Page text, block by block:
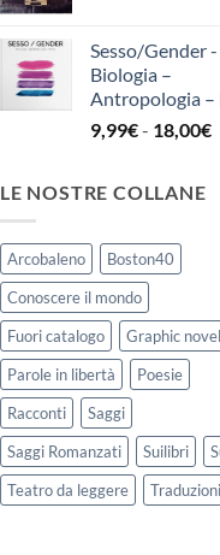
da
a
Sesso/Gender -
Biologia –
Antropologia –
9,99€- 18,00€
LE NOSTRE COLLANE
Arcobaleno
Boston40
Conoscere il mondo
Fuori catalogo
Graphic novel
Parole in libertà
Poesie
Racconti
Saggi
Saggi Romanzati
Suilibri
Teatro da leggere
Traduzioni